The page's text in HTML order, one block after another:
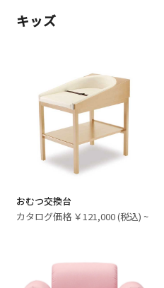
キッズ
おむつ交換台
カタログ価格 ￥121,000 (税込) ~